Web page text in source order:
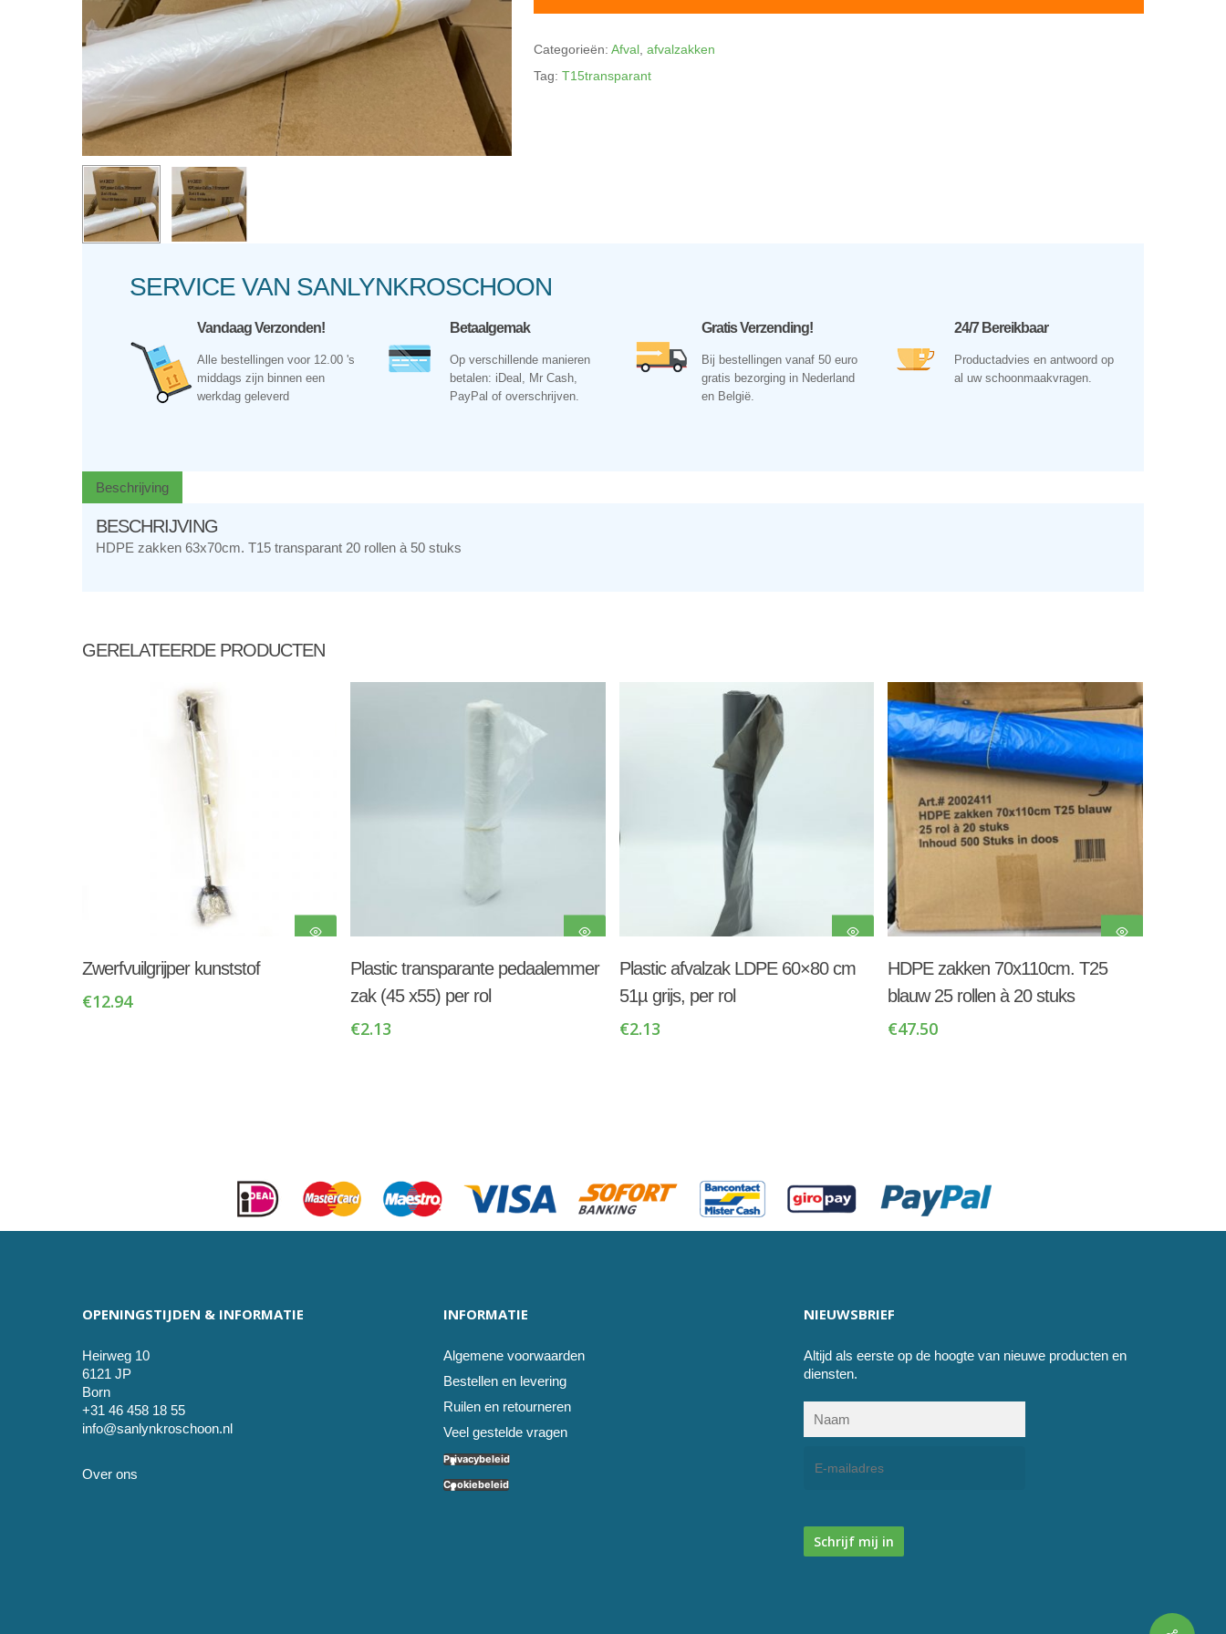
Hit enter to search or ESC to close
Categorieën: Afval, afvalzakken
Tag: T15transparant
SERVICE VAN SANLYNKROSCHOON
Vandaag Verzonden!
Alle bestellingen voor 12.00 's
middags zijn binnen een
werkdag geleverd
Betaalgemak
Op verschillende manieren
betalen: iDeal, Mr Cash,
PayPal of overschrijven.
Gratis Verzending!
Bij bestellingen vanaf 50 euro
gratis bezorging in Nederland
en België.
24/7 Bereikbaar
Productadvies en antwoord op
al uw schoonmaakvragen.
Beschrijving
BESCHRIJVING
HDPE zakken 63x70cm. T15 transparant 20 rollen à 50 stuks
GERELATEERDE PRODUCTEN
Winkelwagen
Zwerfvuilgrijper kunststof
€12.94
Winkelwagen
Plastic transparante pedaalemmer
zak (45 x55) per rol
€2.13
Winkelwagen
Plastic afvalzak LDPE 60×80 cm
51µ grijs, per rol
€2.13
Winkelwagen
HDPE zakken 70x110cm. T25
blauw 25 rollen à 20 stuks
€47.50
OPENINGSTIJDEN & INFORMATIE
Heirweg 10
6121 JP
Born
+31 46 458 18 55
info@sanlynkroschoon.nl
Over ons
INFORMATIE
Algemene voorwaarden
Bestellen en levering
Ruilen en retourneren
Veel gestelde vragen
Privacybeleid
Cookiebeleid
NIEUWSBRIEF
Altijd als eerste op de hoogte van nieuwe producten en
diensten.
Schrijf mij in